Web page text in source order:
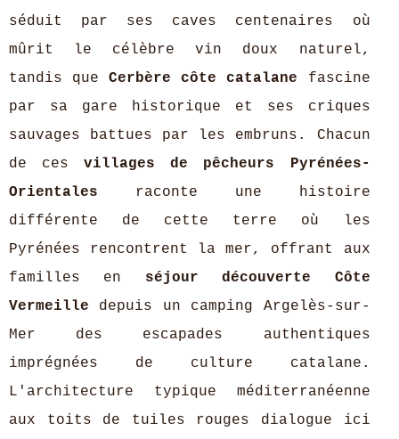
séduit par ses caves centenaires où
mûrit le célèbre vin doux naturel,
tandis queCerbère côte catalane fascine
par sa gare historique et ses criques
sauvages battues par les embruns. Chacun
de cesvillages de pêcheurs Pyrénées-
Orientales raconte une histoire
différente de cette terre où les
Pyrénées rencontrent la mer, offrant aux
familles en séjour découverte Côte
Vermeille depuis un camping Argelès-sur-
Mer des escapades authentiques
imprégnées de culture catalane.
L'architecture typique méditerranéenne
aux toits de tuiles rouges dialogue ici